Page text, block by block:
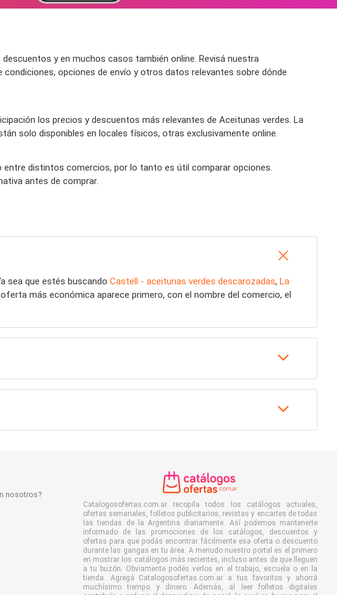
y en muchos casos también online. Revisá nuestra
opciones de envío y otros datos relevantes sobre dónde
los precios y descuentos más relevantes de Aceitunas verdes. La
solo disponibles en locales físicos, otras exclusivamente online.
distintos comercios, por lo tanto es útil comparar opciones.
antes de comprar.
sea que estés buscando Castell - aceitunas verdes descarozadas, La
más económica aparece primero, con el nombre del comercio, el
nosotros?
Catalogosofertas.com.ar recopila todos los catálogos actuales,
ofertas semanales, folletos publicitarios, revistas y encartes de todas
las tiendas de la Argentina diariamente. Así podemos mantenerte
informado de las promociones de los catálogos, descuentos y
ofertas para que podás encontrar fácilmente esa oferta o descuento
durante las gangas en tu área. A menudo nuestro portal es el primero
en mostrar los catálogos más recientes, incluso antes de que lleguen
a tu buzón. Obviamente podés verlos en el trabajo, escuela o en la
tienda. Agregá Catalogosofertas.com.ar a tus favoritos y ahorrá
muchísimo tiempo y dinero. Además, al leer folletos digitales